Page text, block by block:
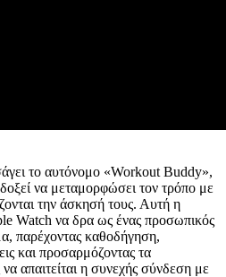
το αυτόνομο «Workout Buddy»,
να μεταμορφώσει τον τρόπο με
την άσκησή τους. Αυτή η
Watch να δρα ως ένας προσωπικός
παρέχοντας καθοδήγηση,
και προσαρμόζοντας τα
απαιτείται η συνεχής σύνδεση με